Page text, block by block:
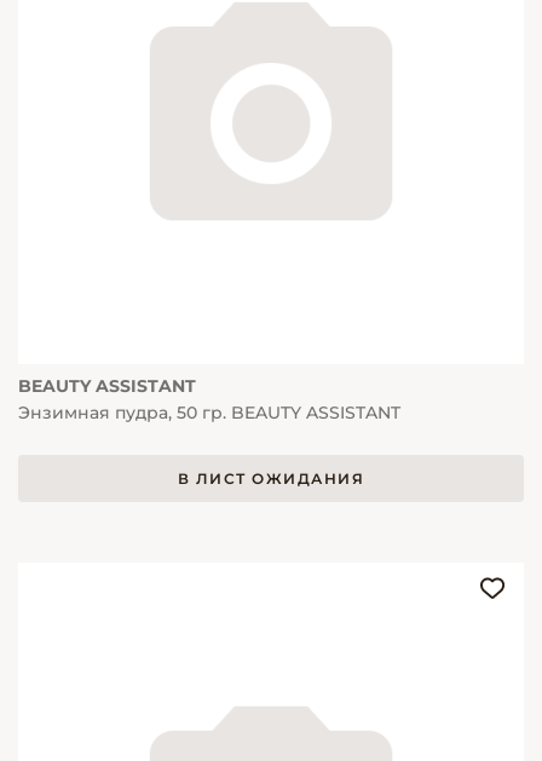
BEAUTY ASSISTANT
Энзимная пудра, 50 гр. BEAUTY ASSISTANT
В ЛИСТ ОЖИДАНИЯ